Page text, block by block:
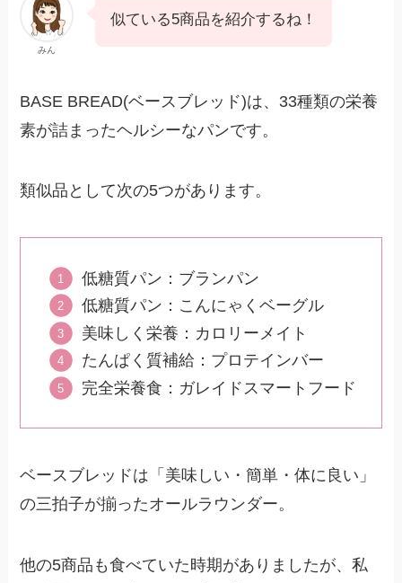
みん
似ている5商品を紹介するね！
BASE BREAD(ベースブレッド)は、33種類の栄養
素が詰まったヘルシーなパンです。
類似品として次の5つがあります。
低糖質パン：ブランパン
低糖質パン：こんにゃくベーグル
美味しく栄養：カロリーメイト
たんぱく質補給：プロテインバー
完全栄養食：ガレイドスマートフード
ベースブレッドは「美味しい・簡単・体に良い」
の三拍子が揃ったオールラウンダー。
他の5商品も食べていた時期がありましたが、私